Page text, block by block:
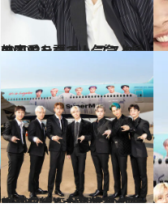
2020.2.3
韓国ドラマで人気急上昇 ヨ・ジング トップスターの恋愛を語る！
カルチャー
2019.11.15
SuperMと大韓航空がタッグを組んだ!! 世界のK-POPファンが興奮のコラボ
旅＆お出かけ